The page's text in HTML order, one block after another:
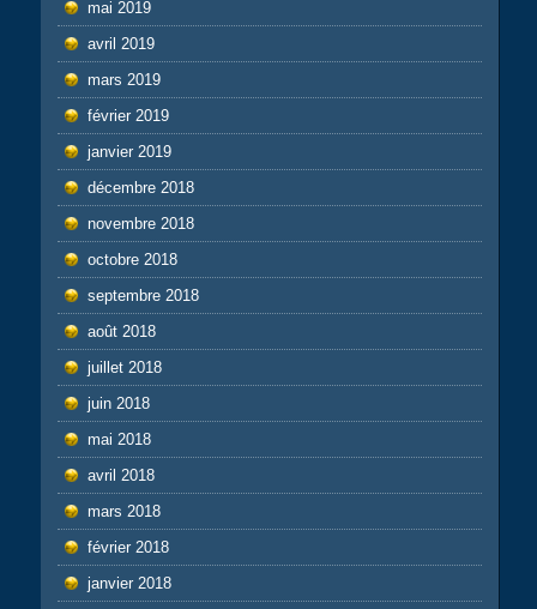
mai 2019
avril 2019
mars 2019
février 2019
janvier 2019
décembre 2018
novembre 2018
octobre 2018
septembre 2018
août 2018
juillet 2018
juin 2018
mai 2018
avril 2018
mars 2018
février 2018
janvier 2018